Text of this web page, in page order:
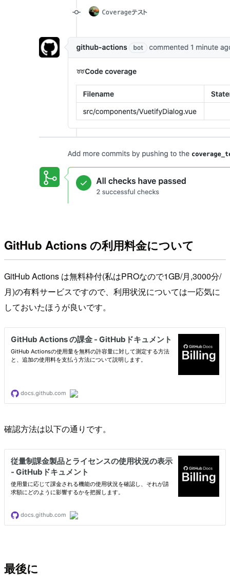
GitHub Actions の利用料金について
GitHub Actions は無料枠付(私はPROなので1GB/月,3000分/
月)の有料サービスですので、利用状況については一応気に
しておいたほうが良いです。
確認方法は以下の通りです。
最後に